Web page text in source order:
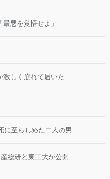
悪を覚悟せよ」
激しく崩れて届いた
至らしめた二人の男
総研と東工大が公開